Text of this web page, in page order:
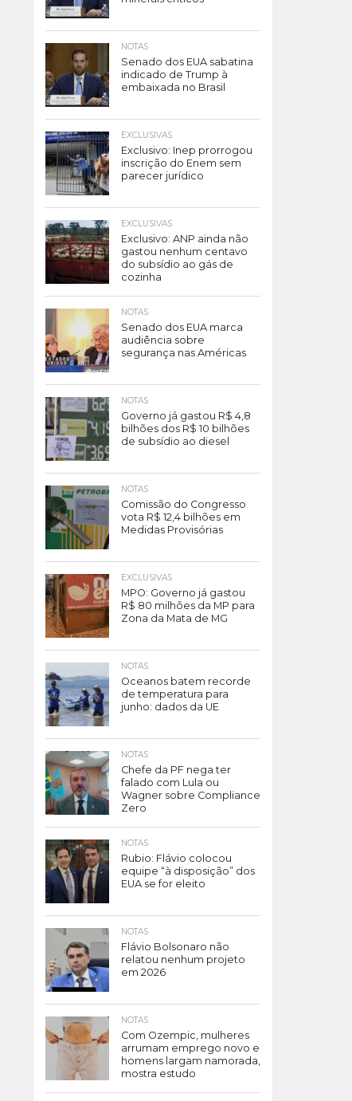
NOTAS
Senado dos EUA sabatina
indicado de Trump à
embaixada no Brasil
EXCLUSIVAS
Exclusivo: Inep prorrogou
inscrição do Enem sem
parecer jurídico
EXCLUSIVAS
Exclusivo: ANP ainda não
gastou nenhum centavo
do subsídio ao gás de
cozinha
NOTAS
Senado dos EUA marca
audiência sobre
segurança nas Américas
NOTAS
Governo já gastou R$ 4,8
bilhões dos R$ 10 bilhões
de subsídio ao diesel
NOTAS
Comissão do Congresso
vota R$ 12,4 bilhões em
Medidas Provisórias
EXCLUSIVAS
MPO: Governo já gastou
R$ 80 milhões da MP para
Zona da Mata de MG
NOTAS
Oceanos batem recorde
de temperatura para
junho: dados da UE
NOTAS
Chefe da PF nega ter
falado com Lula ou
Wagner sobre Compliance
Zero
NOTAS
Rubio: Flávio colocou
equipe “à disposição” dos
EUA se for eleito
NOTAS
Flávio Bolsonaro não
relatou nenhum projeto
em 2026
NOTAS
Com Ozempic, mulheres
arrumam emprego novo e
homens largam namorada,
mostra estudo